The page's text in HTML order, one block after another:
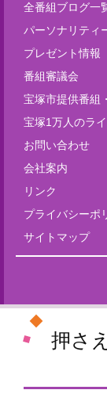
全番組ブログ一
パーソナリティ
プレゼント情報
番組審議会
宝塚市提供番組
宝塚1万人のラ
お問い合わせ
会社案内
リンク
プライバシーポ
サイトマップ
押さ